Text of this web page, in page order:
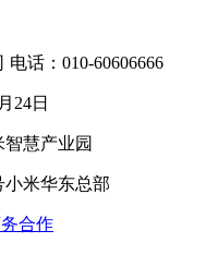
话：010-60606666
24日
慧产业园
米华东总部
合作